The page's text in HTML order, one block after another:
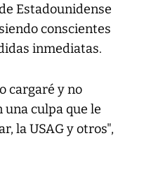
Estadounidense
conscientes
inmediatas.
cargaré y no
culpa que le
la USAG y otros",